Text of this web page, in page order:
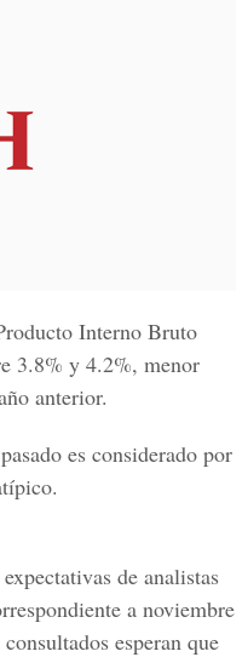
Interno Bruto
3.8% y 4.2%, menor
anterior.
es considerado por
de analistas
a noviembre
esperan que